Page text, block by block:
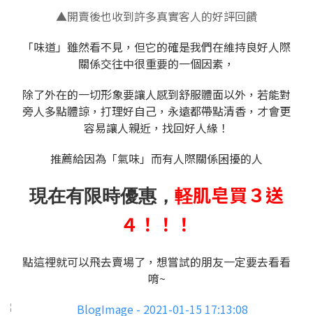
▲開賣後也收到許多真實客人的好評回饋
「味道」雖然看不見，但它的確是我們在維持良好人際
關係交往中很重要的一個因素，
除了外在的一切形象要讓人感到舒服體面以外，若能對
旁人多點體諒，打理好自己，永遠都帶點清香，才會更
容易讓人親近，找回好人緣！
推薦給因為「氣味」而有人際關係困擾的人
現在有限時優惠， 軽肌皂買３送
４！！！
點這裡就可以飛去賣場了，想嘗試的朋友一定要去看看
唷~